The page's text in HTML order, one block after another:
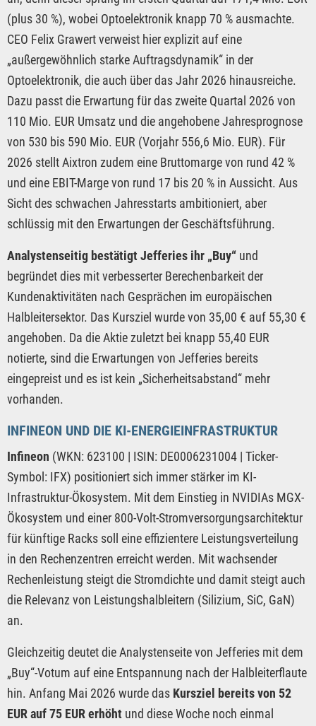
(plus 30 %), wobei Optoelektronik knapp 70 % ausmachte.
CEO Felix Grawert verweist hier explizit auf eine
„außergewöhnlich starke Auftragsdynamik“ in der
Optoelektronik, die auch über das Jahr 2026 hinausreiche.
Dazu passt die Erwartung für das zweite Quartal 2026 von
110 Mio. EUR Umsatz und die angehobene Jahresprognose
von 530 bis 590 Mio. EUR (Vorjahr 556,6 Mio. EUR). Für
2026 stellt Aixtron zudem eine Bruttomarge von rund 42 %
und eine EBIT-Marge von rund 17 bis 20 % in Aussicht. Aus
Sicht des schwachen Jahresstarts ambitioniert, aber
schlüssig mit den Erwartungen der Geschäftsführung.
Analystenseitig bestätigt Jefferies ihr „Buy“ und
begründet dies mit verbesserter Berechenbarkeit der
Kundenaktivitäten nach Gesprächen im europäischen
Halbleitersektor. Das Kursziel wurde von 35,00 € auf 55,30 €
angehoben. Da die Aktie zuletzt bei knapp 55,40 EUR
notierte, sind die Erwartungen von Jefferies bereits
eingepreist und es ist kein „Sicherheitsabstand“ mehr
vorhanden.
INFINEON UND DIE KI-ENERGIEINFRASTRUKTUR
Infineon (WKN: 623100 | ISIN: DE0006231004 | Ticker-
Symbol: IFX) positioniert sich immer stärker im KI-
Infrastruktur-Ökosystem. Mit dem Einstieg in NVIDIAs MGX-
Ökosystem und einer 800-Volt-Stromversorgungsarchitektur
für künftige Racks soll eine effizientere Leistungsverteilung
in den Rechenzentren erreicht werden. Mit wachsender
Rechenleistung steigt die Stromdichte und damit steigt auch
die Relevanz von Leistungshalbleitern (Silizium, SiC, GaN)
an.
Gleichzeitig deutet die Analystenseite von Jefferies mit dem
„Buy“-Votum auf eine Entspannung nach der Halbleiterflaute
hin. Anfang Mai 2026 wurde das Kursziel bereits von 52
EUR auf 75 EUR erhöht und diese Woche noch einmal